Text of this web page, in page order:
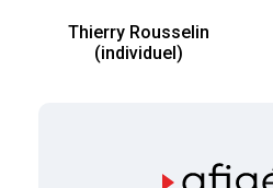
Thierry Rousselin
(individuel)